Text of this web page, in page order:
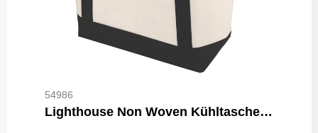
54986
Lighthouse Non Woven Kühltasche 21L